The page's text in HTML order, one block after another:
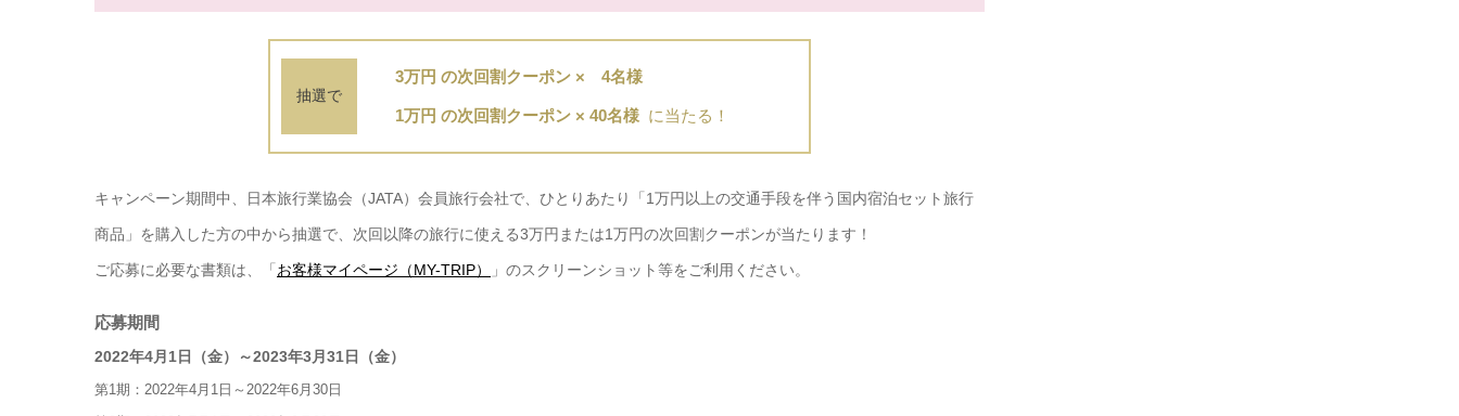
抽選で
3万円 の次回割クーポン × 4名様
1万円 の次回割クーポン × 40名様 に当たる！
キャンペーン期間中、日本旅行業協会（JATA）会員旅行会社で、ひとりあたり「1万円以上の交通手段を伴う国内宿泊セット旅行
商品」を購入した方の中から抽選で、次回以降の旅行に使える3万円または1万円の次回割クーポンが当たります！
ご応募に必要な書類は、「お客様マイページ（MY-TRIP） 」のスクリーンショット等をご利用ください。
応募期間
2022年4月1日（金）～2023年3月31日（金）
第1期：2022年4月1日～2022年6月30日